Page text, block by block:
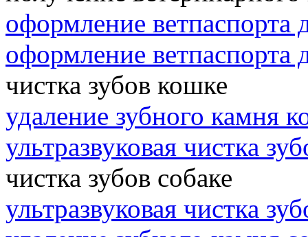
оформление ветпаспорта
оформление ветпаспорта
чистка зубов кошке
удаление зубного камня
ультразвуковая чистка
чистка зубов собаке
ультразвуковая чистка